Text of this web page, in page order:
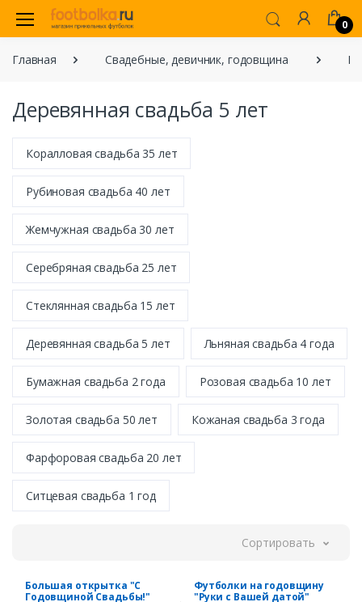
0
Главная Свадебные, девичник, годовщина
Деревянная свадьба 5 лет
Коралловая свадьба 35 лет
Рубиновая свадьба 40 лет
Жемчужная свадьба 30 лет
Серебряная свадьба 25 лет
Стеклянная свадьба 15 лет
Деревянная свадьба 5 лет Льняная свадьба 4 года
Бумажная свадьба 2 года Розовая свадьба 10 лет
Золотая свадьба 50 лет Кожаная свадьба 3 года
Фарфоровая свадьба 20 лет
Ситцевая свадьба 1 год
Сортировать
Большая открытка "С
Годовщиной Свадьбы!"
Футболки на годовщину
"Руки с Вашей датой"